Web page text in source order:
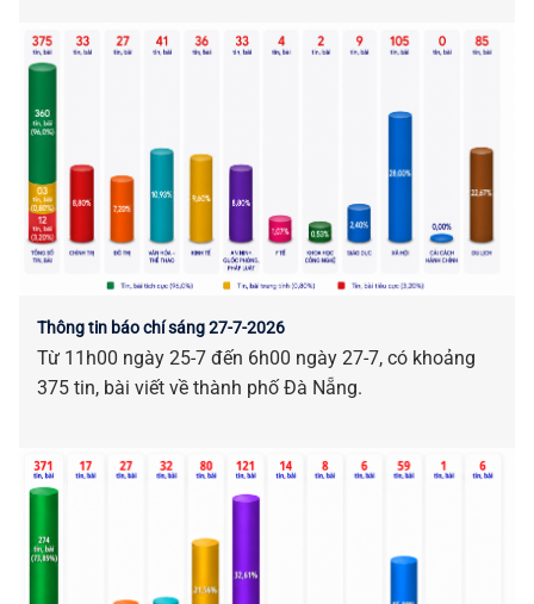
Thông tin báo chí sáng 27-7-2026
Từ 11h00 ngày 25-7 đến 6h00 ngày 27-7, có khoảng
375 tin, bài viết về thành phố Đà Nẵng.